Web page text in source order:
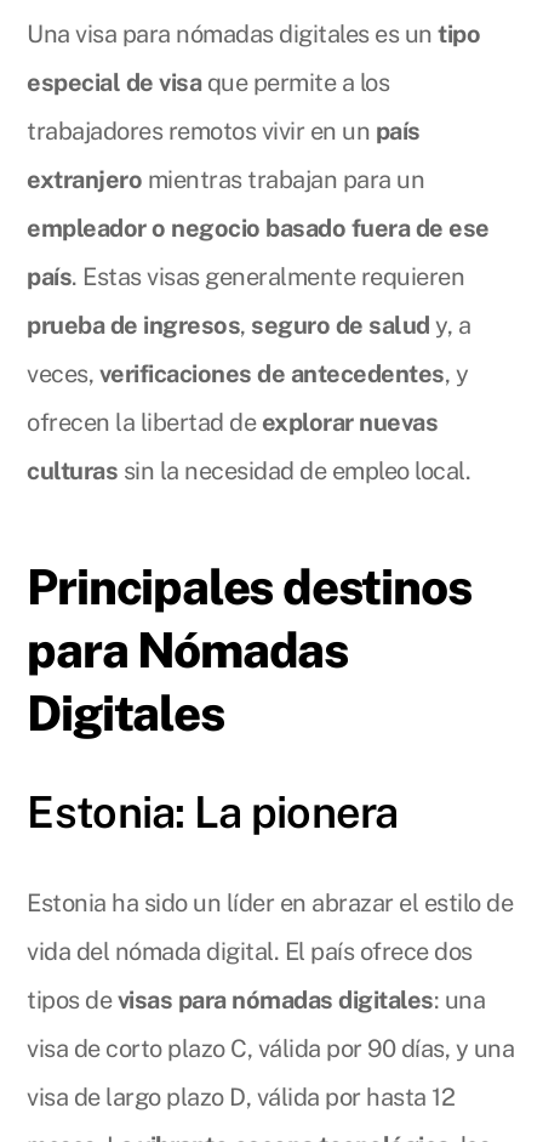
Una visa para nómadas digitales es untipo
especial de visaque permite a los
trabajadores remotos vivir en un país
extranjero mientras trabajan para un
empleador o negocio basado fuera de ese
país. Estas visas generalmente requieren
prueba de ingresos, seguro de salud y, a
veces, verificaciones de antecedentes, y
ofrecen la libertad de explorar nuevas
culturas sin la necesidad de empleo local.
Principales destinos
para Nómadas
Digitales
Estonia: La pionera
Estonia ha sido un líder en abrazar el estilo de
vida del nómada digital. El país ofrece dos
tipos devisas para nómadas digitales: una
visa de corto plazo C, válida por 90 días, y una
visa de largo plazo D, válida por hasta 12